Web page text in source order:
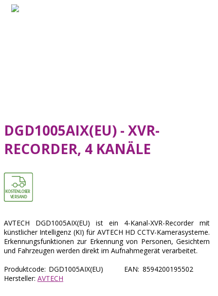
DGD1005AIX(EU) - XVR-
RECORDER, 4 KANÄLE
AVTECH DGD1005AIX(EU) ist ein 4-Kanal-XVR-Recorder mit
künstlicher Intelligenz (KI) für AVTECH HD CCTV-Kamerasysteme.
Erkennungsfunktionen zur Erkennung von Personen, Gesichtern
und Fahrzeugen werden direkt im Aufnahmegerät verarbeitet.
Produktcode: DGD1005AIX(EU) EAN: 8594200195502
Hersteller: AVTECH